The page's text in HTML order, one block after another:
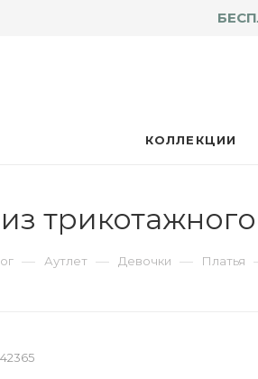
КОЛЛЕКЦИИ
— Аутлет — Девочки — Платья